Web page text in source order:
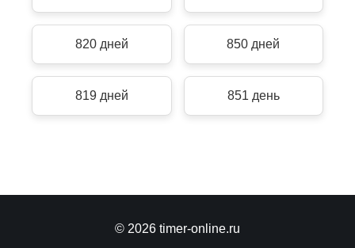
820 дней 850 дней
819 дней 851 день
© 2026 timer-online.ru